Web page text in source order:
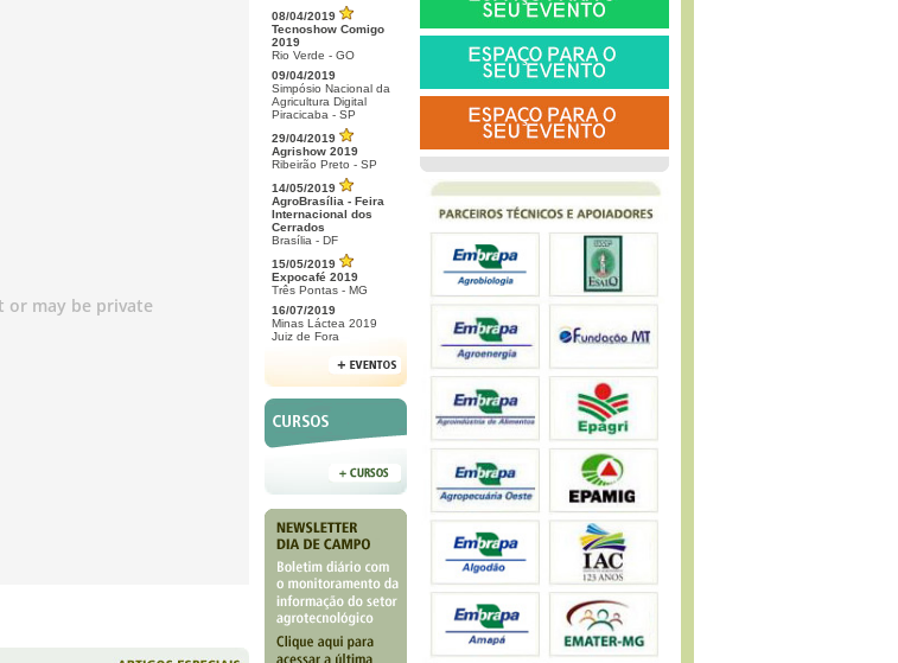
08/04/2019
Tecnoshow Comigo
2019
Rio Verde - GO
09/04/2019
Simpósio Nacional da
Agricultura Digital
Piracicaba - SP
29/04/2019
Agrishow 2019
Ribeirão Preto - SP
14/05/2019
AgroBrasília - Feira
Internacional dos
Cerrados
Brasília - DF
15/05/2019
Expocafé 2019
Três Pontas - MG
16/07/2019
Minas Láctea 2019
Juiz de Fora